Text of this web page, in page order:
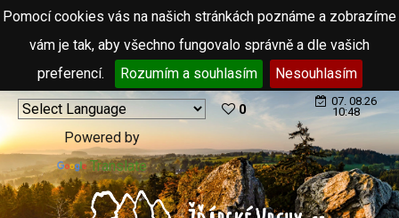
Pomocí cookies vás na našich stránkách poznáme a zobrazíme
vám je tak, aby všechno fungovalo správně a dle vašich
preferencí.
Rozumím a souhlasím Nesouhlasím
Powered by
Translate
0
07. 08.26
10:48